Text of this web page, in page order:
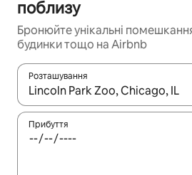
поблизу
Бронюйте унікальні
будинки тощо на Airbnb
Розташування
Отримавши результати пошуку,
Прибуття